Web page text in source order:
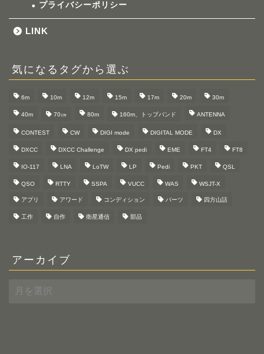
プライバシーポリシー
LINK
気になるタグから選ぶ
6m 10m 12m 15m 17m 20m 30m
40m 70㎝ 80m 160m、トップバンド ANTENNA
CONTEST CW DIGI mode DIGITAL MODE DX
DXCC DXCC Challenge DX pedi EME FT4 FT8
IO-117 LNA LoTW LP Pedi PKT QSL
QSO RTTY SSPA VUCC WAS WSJT-X
アプリ アワード コンディション パーツ 四方山話
工作 自作 衛星通信 部品
アーカイブ
ー